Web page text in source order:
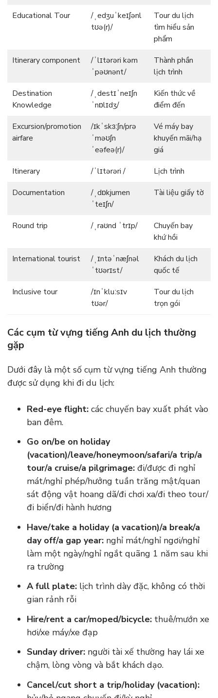
Educational Tour
/ˌedʒuˈkeɪʃənl
tʊə(r)/
Tour du lịch
tìm hiểu sản
phẩm
Itinerary component
/ˈlɪtərəri kəm
ˈpəʊnənt/
Thành phần
lịch trình
Destination
Knowledge
/ˌdestɪˈneɪʃn
ˈnɒlɪdʒ/
Kiến thức về
điểm đến
Excursion/promotion
airfare
/ɪkˈskɜːʃn/prə
ˈməʊʃn
ˈeəfeə(r)/
Vé máy bay
khuyến mãi/hạ
giá
Itinerary
/ˈlɪtərəri /
Lịch trình
Documentation
/ˌdɒkjumen
ˈteɪʃn/
Tài liệu giấy tờ
Round trip /ˌraʊnd ˈtrɪp/
Chuyến bay
khứ hồi
International tourist
/ˌɪntəˈnæʃnəl
ˈtʊərɪst/
Khách du lịch
quốc tế
Inclusive tour
/ɪnˈkluːsɪv
tʊər/
Tour du lịch
trọn gói
Các cụm từ vựng tiếng Anh du lịch thường
gặp
Dưới đây là một số cụm từ vựng tiếng Anh thường
được sử dụng khi đi du lịch:
Red-eye flight: các chuyến bay xuất phát vào
ban đêm.
Go on/be on holiday
(vacation)/leave/honeymoon/safari/a trip/a
tour/a cruise/a pilgrimage: đi/được đi nghỉ
mát/nghỉ phép/hưởng tuần trăng mật/quan
sát động vật hoang dã/đi chơi xa/đi theo tour/
đi biển/đi hành hương
Have/take a holiday (a vacation)/a break/a
day off/a gap year: nghỉ mát/nghỉ ngơi/nghỉ
làm một ngày/nghỉ ngắt quãng 1 năm sau khi
ra trường
A full plate: lịch trình dày đặc, không có thời
gian rảnh rỗi
Hire/rent a car/moped/bicycle: thuê/mướn xe
hơi/xe máy/xe đạp
Sunday driver: người tài xế thường hay lái xe
chậm, lòng vòng và bắt khách dạo.
Cancel/cut short a trip/holiday (vacation):